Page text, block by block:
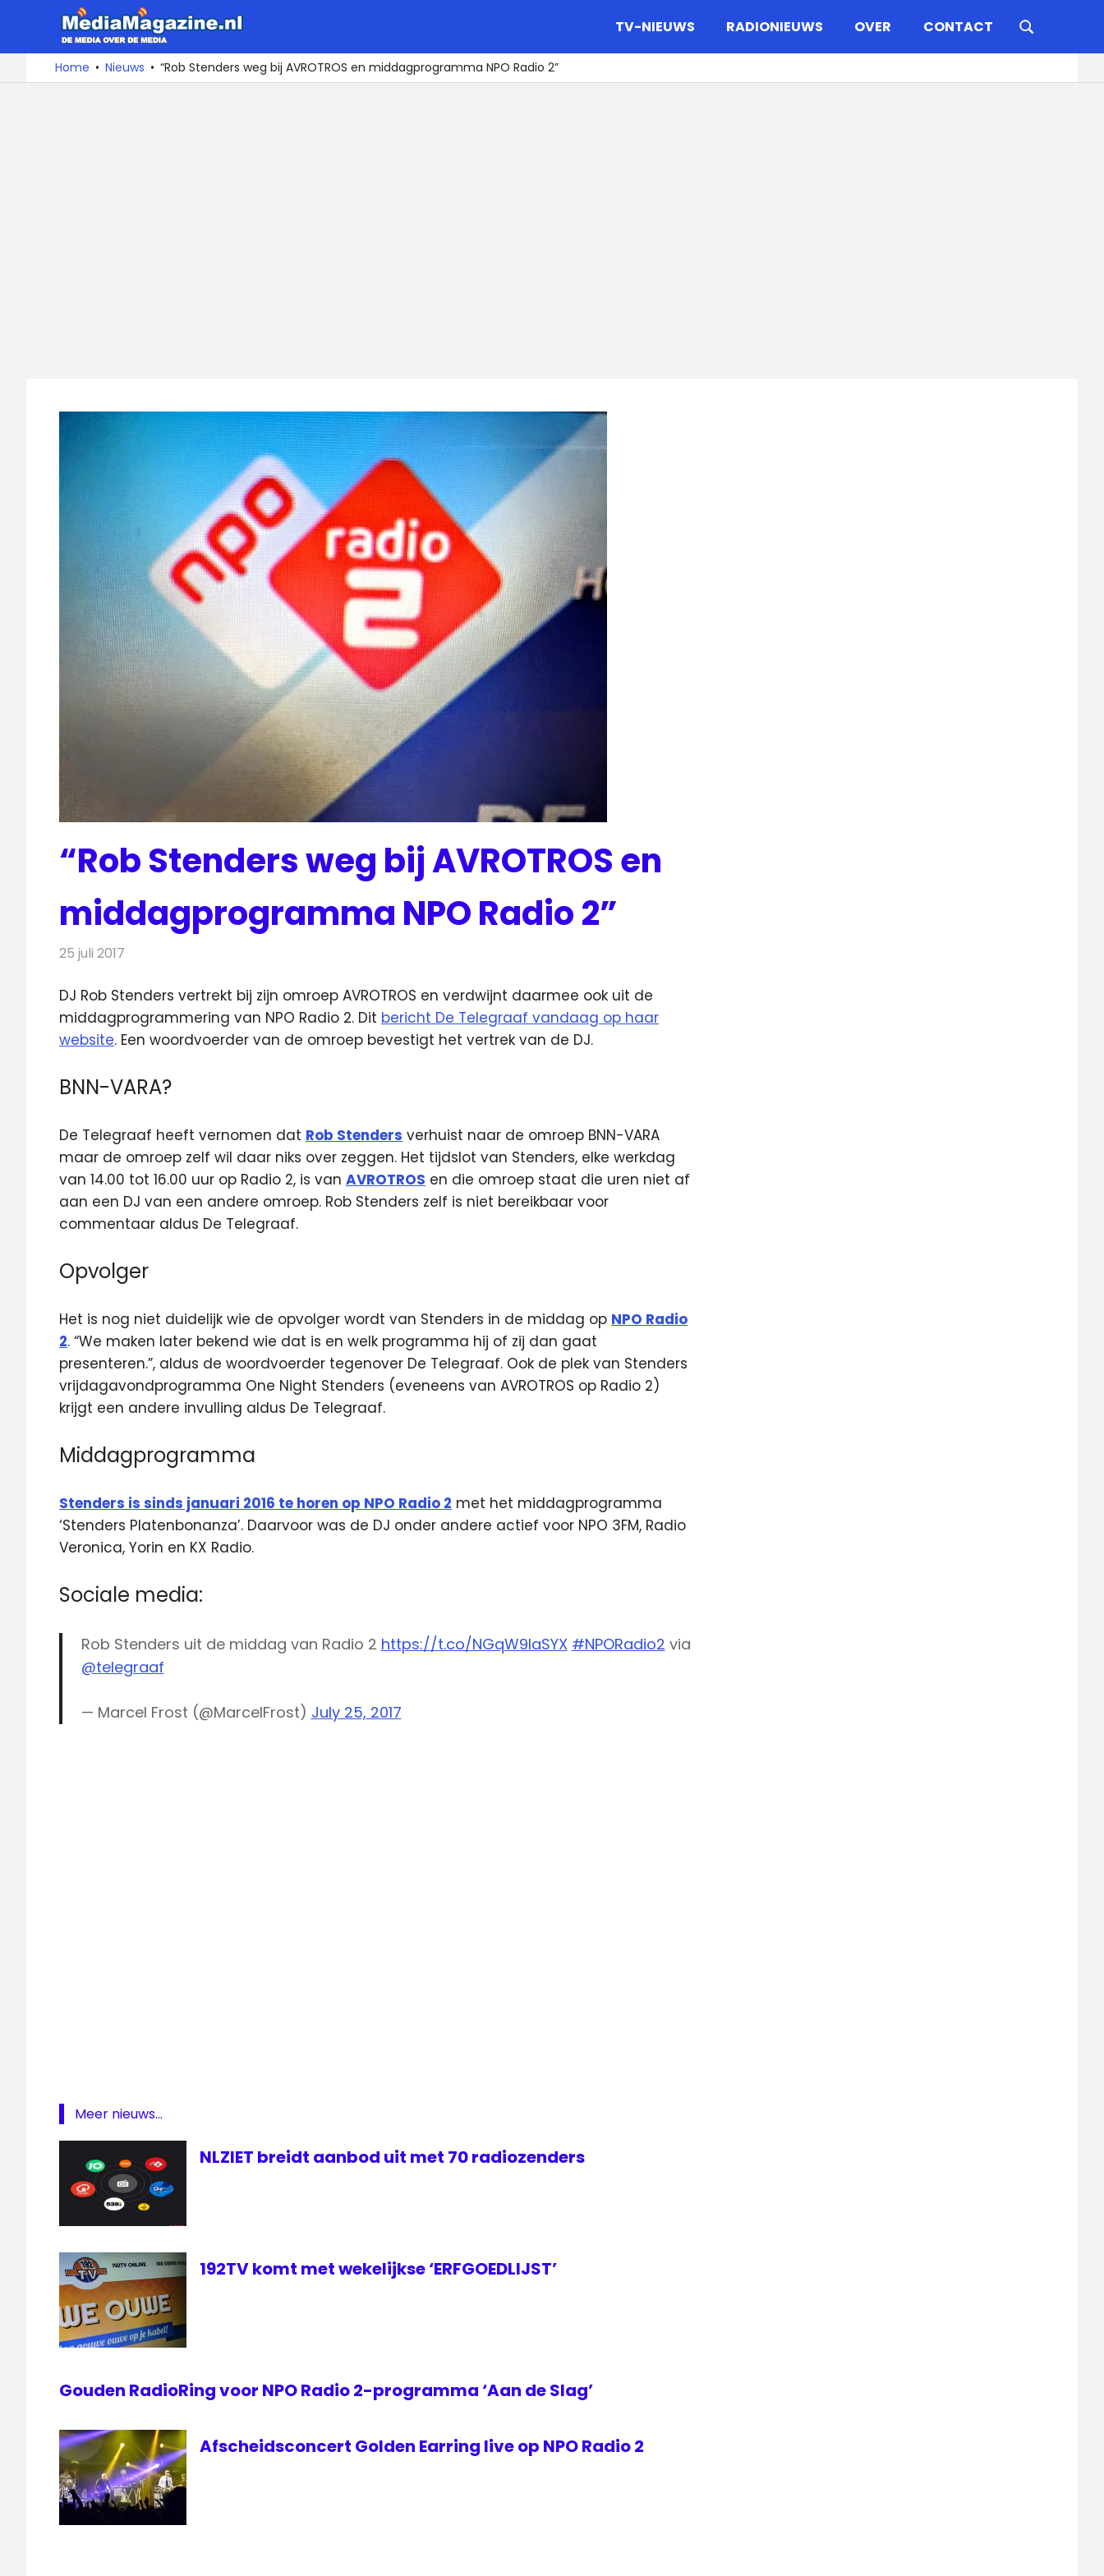
naar
De
media
over
TV-NIEUWS RADIONIEUWS OVER CONTACT
Home Nieuws “Rob Stenders weg bij AVROTROS en middagprogramma NPO Radio 2”
“Rob Stenders weg bij AVROTROS en
middagprogramma NPO Radio 2”
25 juli 2017
DJ Rob Stenders vertrekt bij zijn omroep AVROTROS en verdwijnt daarmee ook uit de
middagprogrammering van NPO Radio 2. Dit bericht De Telegraaf vandaag op haar
website. Een woordvoerder van de omroep bevestigt het vertrek van de DJ.
BNN-VARA?
De Telegraaf heeft vernomen dat Rob Stenders verhuist naar de omroep BNN-VARA
maar de omroep zelf wil daar niks over zeggen. Het tijdslot van Stenders, elke werkdag
van 14.00 tot 16.00 uur op Radio 2, is van AVROTROS en die omroep staat die uren niet af
aan een DJ van een andere omroep. Rob Stenders zelf is niet bereikbaar voor
commentaar aldus De Telegraaf.
Opvolger
Het is nog niet duidelijk wie de opvolger wordt van Stenders in de middag op NPO Radio
2. “We maken later bekend wie dat is en welk programma hij of zij dan gaat
presenteren.”, aldus de woordvoerder tegenover De Telegraaf. Ook de plek van Stenders
vrijdagavondprogramma One Night Stenders (eveneens van AVROTROS op Radio 2)
krijgt een andere invulling aldus De Telegraaf.
Middagprogramma
Stenders is sinds januari 2016 te horen op NPO Radio 2 met het middagprogramma
‘Stenders Platenbonanza’. Daarvoor was de DJ onder andere actief voor NPO 3FM, Radio
Veronica, Yorin en KX Radio.
Sociale media:
Rob Stenders uit de middag van Radio 2 https://t.co/NGqW9laSYX #NPORadio2 via
@telegraaf
— Marcel Frost (@MarcelFrost) July 25, 2017
Meer nieuws...
NLZIET breidt aanbod uit met 70 radiozenders
192TV komt met wekelijkse ‘ERFGOEDLIJST’
Gouden RadioRing voor NPO Radio 2-programma ‘Aan de Slag’
Afscheidsconcert Golden Earring live op NPO Radio 2